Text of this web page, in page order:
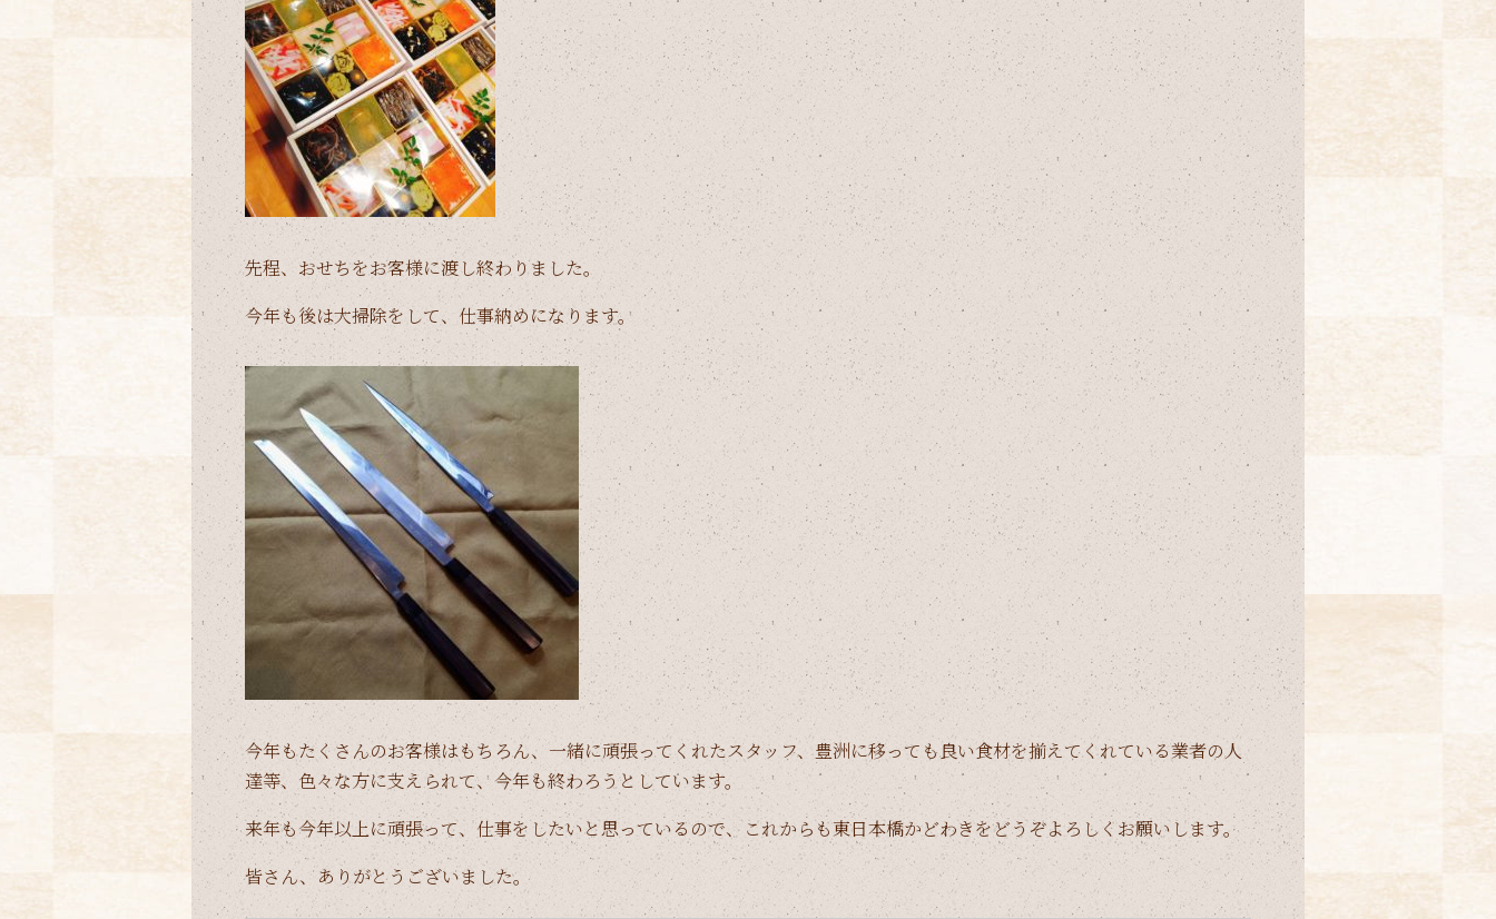
先程、おせちをお客様に渡し終わりました。
今年も後は大掃除をして、仕事納めになります。
今年もたくさんのお客様はもちろん、一緒に頑張ってくれたスタッフ、豊洲に移っても良い食材を揃えてくれている業者の人
達等、色々な方に支えられて、今年も終わろうとしています。
来年も今年以上に頑張って、仕事をしたいと思っているので、これからも東日本橋かどわきをどうぞよろしくお願いします。
皆さん、ありがとうございました。